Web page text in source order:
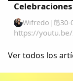
Wifredo | 30-
https://
Ver todos los